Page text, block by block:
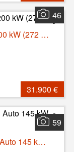
46
Volvo EX30 Single Motor Core Auto 200 kW (272 CV)
31.900 €
59
Volvo XC60 B4 D Ultimate Dark AWD Auto 145 kW (197 CV)